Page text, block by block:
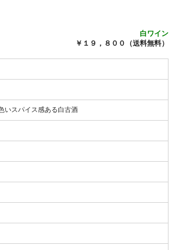
白ワイン
￥１９，８００（送料無料）
いスパイス感ある白古酒